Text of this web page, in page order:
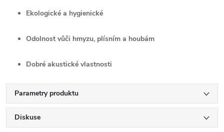
Ekologické a hygienické
Odolnost vůči hmyzu, plísním a houbám
Dobré akustické vlastnosti
Parametry produktu
Diskuse